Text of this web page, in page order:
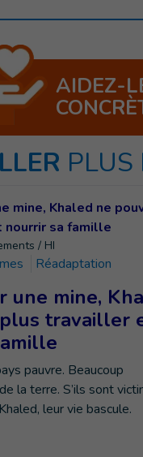
AIDEZ-
PLUS
/ HI
Réadaptation
une mine,
travailler
pauvre. Beaucoup
la terre. S’ils sont
leur vie bascule.